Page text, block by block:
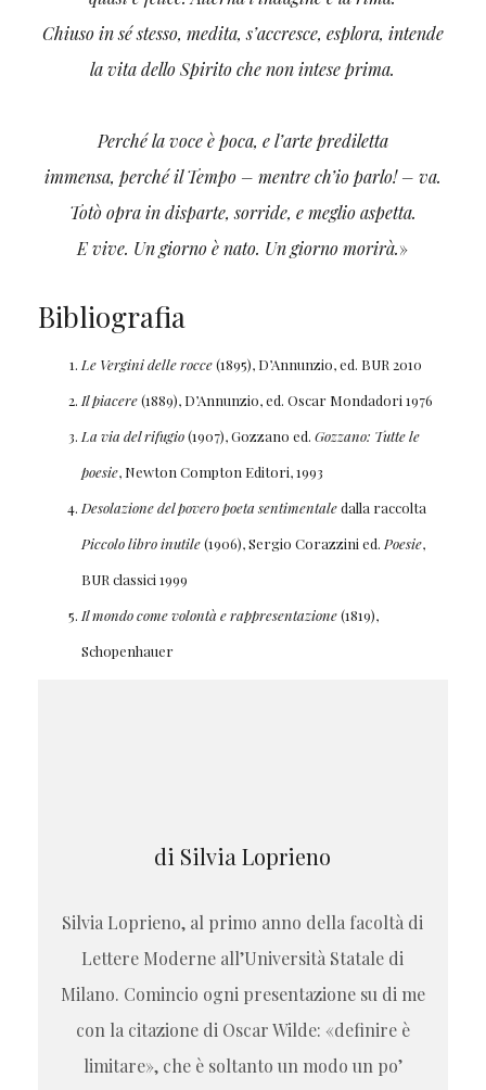
Chiuso in sé stesso, medita, s’accresce, esplora, intende
la vita dello Spirito che non intese prima.
Perché la voce è poca, e l’arte prediletta
immensa, perché il Tempo – mentre ch’io parlo! – va.
Totò opra in disparte, sorride, e meglio aspetta.
E vive. Un giorno è nato. Un giorno morirà.»
Bibliografia
Le Vergini delle rocce(1895), D’Annunzio, ed. BUR 2010
Il piacere(1889), D’Annunzio, ed. Oscar Mondadori 1976
La via del rifugio(1907), Gozzano ed. Gozzano: Tutte le
poesie, Newton Compton Editori, 1993
Desolazione del povero poeta sentimentaledalla raccolta
Piccolo libro inutile(1906), Sergio Corazzini ed. Poesie,
BUR classici 1999
Il mondo come volontà e rappresentazione(1819),
Schopenhauer
di Silvia Loprieno
Silvia Loprieno, al primo anno della facoltà di
Lettere Moderne all’Università Statale di
Milano. Comincio ogni presentazione su di me
con la citazione di Oscar Wilde: «definire è
limitare», che è soltanto un modo un po’